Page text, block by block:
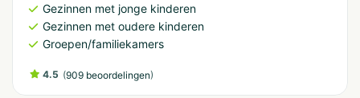
Gezinnen met jonge kinderen
Gezinnen met oudere kinderen
Groepen/familiekamers
4.5 (909 beoordelingen)